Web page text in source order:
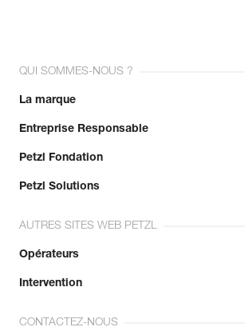
QUI SOMMES-NOUS ?
La marque
Entreprise Responsable
Petzl Fondation
Petzl Solutions
AUTRES SITES WEB PETZL
Opérateurs
Intervention
CONTACTEZ-NOUS